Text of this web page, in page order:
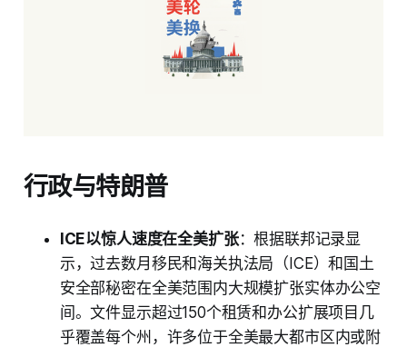
行政与特朗普
ICE以惊人速度在全美扩张：根据联邦记录显
示，过去数月移民和海关执法局（ICE）和国土
安全部秘密在全美范围内大规模扩张实体办公空
间。文件显示超过150个租赁和办公扩展项目几
乎覆盖每个州，许多位于全美最大都市区内或附